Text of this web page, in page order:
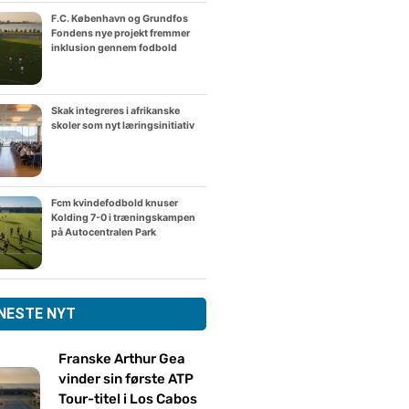
F.C. København og Grundfos
Fondens nye projekt fremmer
inklusion gennem fodbold
Skak integreres i afrikanske
skoler som nyt læringsinitiativ
Fcm kvindefodbold knuser
Kolding 7-0 i træningskampen
på Autocentralen Park
NYT
Franske Arthur Gea
vinder sin første ATP
Tour-titel i Los Cabos